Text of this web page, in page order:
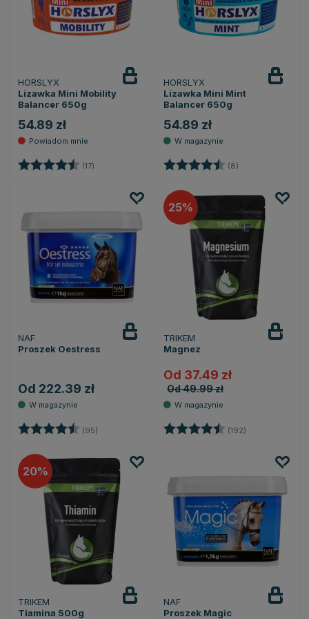
HORSLYX
Lizawka Mini Mobility
Balancer 650g
54.89 zł
Ocena: (17) 4.8 na 5 gwiazdek
HORSLYX
Lizawka Mini Mint
Balancer 650g
54.89 zł
Ocena: (8)
NAF
Proszek Oestress
Od 222.39 zł
Ocena: (95) 4.8 na 5 gwiazdek
25
TRIKEM
Magnez
Od 37.49 zł
Od 49.99 zł
Ocena: (192)
20
TRIKEM
Tiamina 500g
NAF
Proszek Magic